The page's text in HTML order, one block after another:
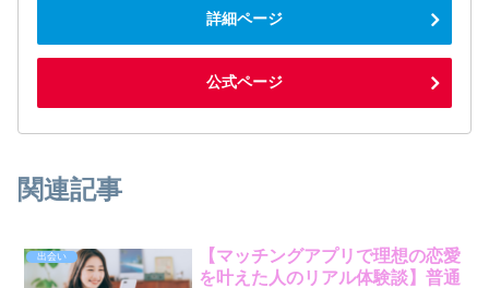
詳細ページ
公式ページ
関連記事
出会い
【マッチングアプリで理想の恋愛
を叶えた人のリアル体験談】普通